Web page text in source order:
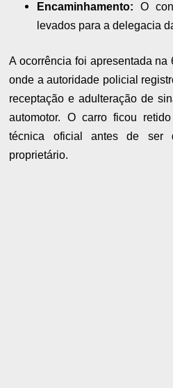
Encaminhamento: O
levados para a delegacia
A ocorrência foi apresentada na
onde a autoridade policial
receptação e adulteração de
automotor. O carro ficou
técnica oficial antes de ser
proprietário.